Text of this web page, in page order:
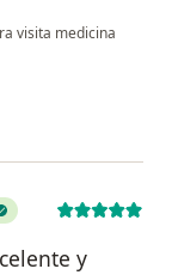
visita medicina
y